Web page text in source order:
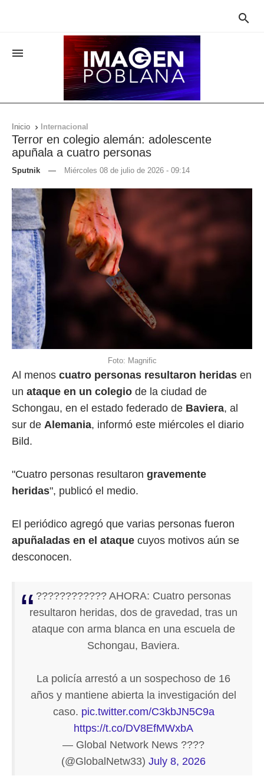


Inicio  Internacional
Terror en colegio alemán: adolescente
apuñala a cuatro personas
Sputnik — Miércoles 08 de julio de 2026 - 09:14
Foto: Magnific
Al menos cuatro personas resultaron heridas en
un ataque en un colegio de la ciudad de
Schongau, en el estado federado de Baviera, al
sur de Alemania, informó este miércoles el diario
Bild.
"Cuatro personas resultaron gravemente
heridas", publicó el medio.
El periódico agregó que varias personas fueron
apuñaladas en el ataque cuyos motivos aún se
desconocen.
???????????? AHORA: Cuatro personas
resultaron heridas, dos de gravedad, tras un
ataque con arma blanca en una escuela de
Schongau, Baviera.
La policía arrestó a un sospechoso de 16
años y mantiene abierta la investigación del
caso. pic.twitter.com/C3kbJN5C9a
https://t.co/DV8EfMWxbA
— Global Network News ????
(@GlobalNetw33) July 8, 2026